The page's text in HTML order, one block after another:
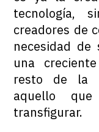
tecnología,
creadores de
necesidad
una
resto de la
aquello
transfigurar.